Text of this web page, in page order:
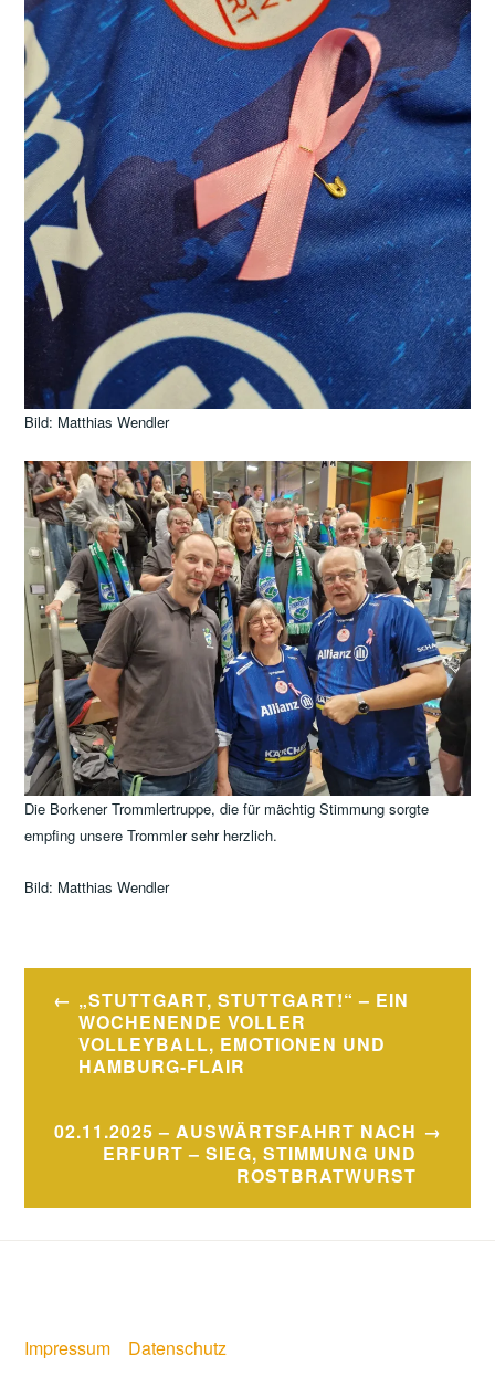
Bild: Matthias Wendler
Die Borkener Trommlertruppe, die für mächtig Stimmung sorgte
empfing unsere Trommler sehr herzlich.
Bild: Matthias Wendler
Beitragsnavigation
„STUTTGART, STUTTGART!“ – EIN
WOCHENENDE VOLLER
VOLLEYBALL, EMOTIONEN UND
HAMBURG-FLAIR
02.11.2025 – AUSWÄRTSFAHRT NACH
ERFURT – SIEG, STIMMUNG UND
ROSTBRATWURST
Impressum Datenschutz